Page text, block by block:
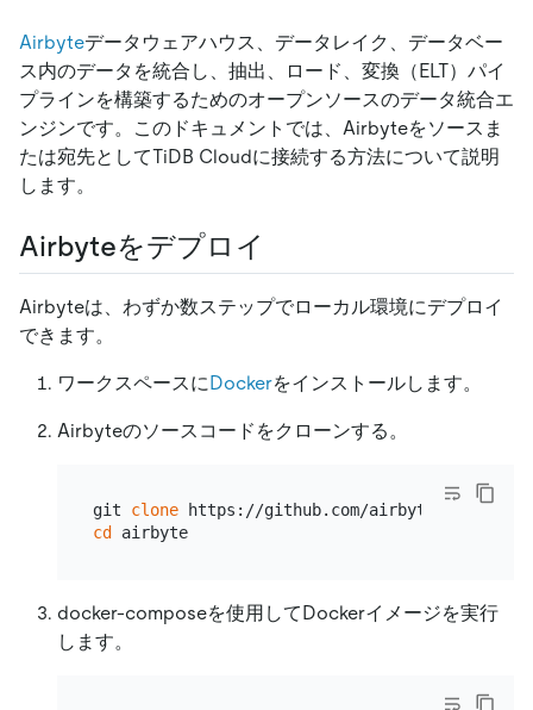
Airbyteデータウェアハウス、データレイク、データベー
ス内のデータを統合し、抽出、ロード、変換（ELT）パイ
プラインを構築するためのオープンソースのデータ統合エ
ンジンです。このドキュメントでは、Airbyteをソースま
たは宛先としてTiDB Cloudに接続する方法について説明
します。
Airbyteをデプロイ
Airbyteは、わずか数ステップでローカル環境にデプロイ
できます。
ワークスペースにDockerをインストールします。
Airbyteのソースコードをクローンする。
git clone
cd
airbyte
docker-composeを使用してDockerイメージを実行
します。